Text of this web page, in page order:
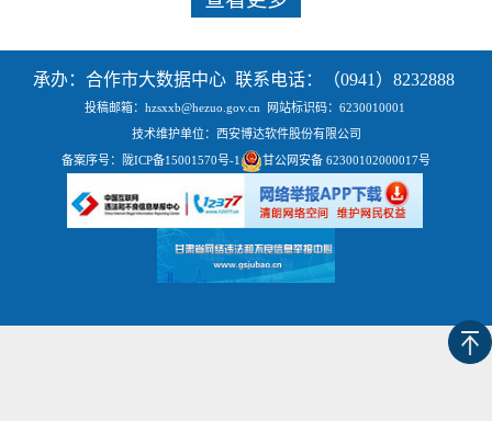
承办：合作市大数据中心 联系电话：（0941）8232888
投稿邮箱：hzsxxb@hezuo.gov.cn
网站标识码：6230010001
技术维护单位：西安博达软件股份有限公司
备案序号：
陇ICP备15001570号-1 甘公网安备 62300102000017号